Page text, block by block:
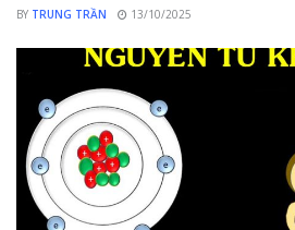
BY TRUNG TRẦN 13/10/2025